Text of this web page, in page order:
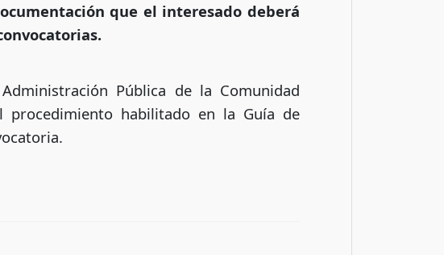
que el interesado deberá
Pública de la Comunidad
procedimiento habilitado en la Guía de